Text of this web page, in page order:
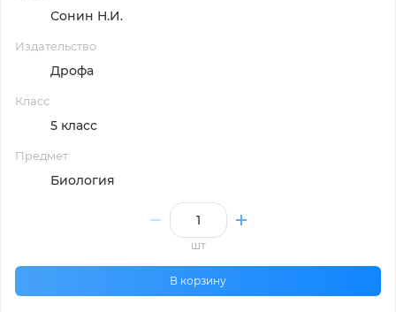
Сонин Н.И.
Издательство
Дрофа
Класс
5 класс
Предмет
Биология
шт
В корзину